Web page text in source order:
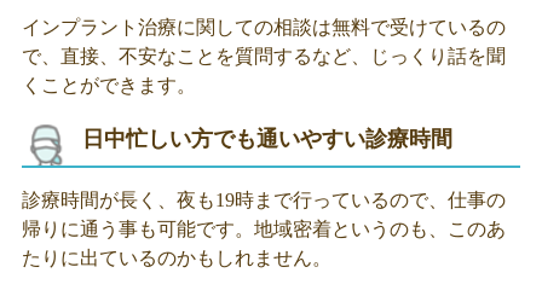
インプラント治療に関しての相談は無料で受けているの
で、直接、不安なことを質問するなど、じっくり話を聞
くことができます。
日中忙しい方でも通いやすい診療時間
診療時間が長く、夜も19時まで行っているので、仕事の
帰りに通う事も可能です。地域密着というのも、このあ
たりに出ているのかもしれません。